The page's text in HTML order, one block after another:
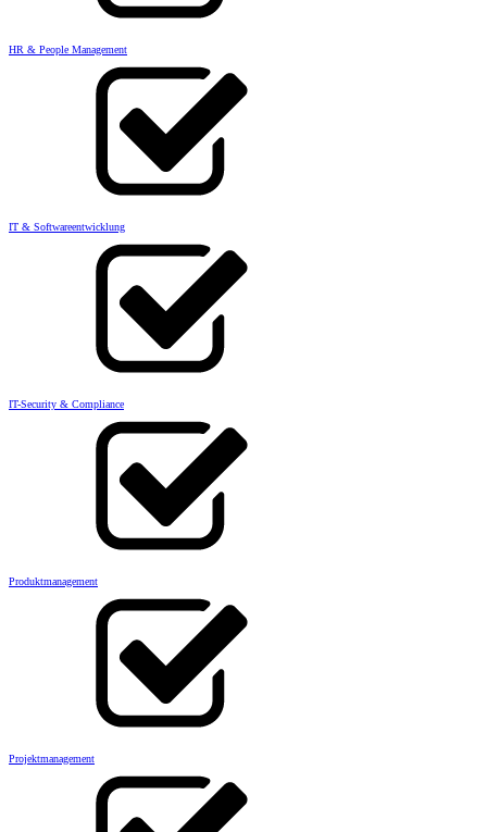
HR & People Management
IT & Softwareentwicklung
IT-Security & Compliance
Produktmanagement
Projektmanagement